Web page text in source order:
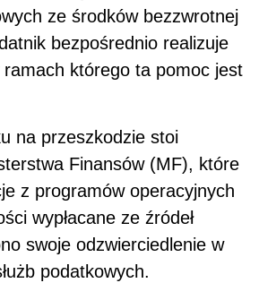
ze środków bezzwrotnej
bezpośrednio realizuje
którego ta pomoc jest
na przeszkodzie stoi
Finansów (MF), które
z programów operacyjnych
wypłacane ze źródeł
swoje odzwierciedlenie w
podatkowych.